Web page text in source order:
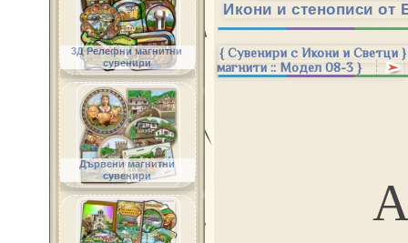
Икони и стенописи от
{ Сувенири с Икони и Светци }
магнити :: Модел 08-3 }
3Д Релефни магнитни
сувенири
Дървени магнитни
сувенири